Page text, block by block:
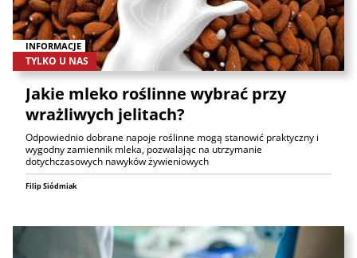
INFORMACJE
TYLKO U NAS
Jakie mleko roślinne wybrać przy
wrażliwych jelitach?
Odpowiednio dobrane napoje roślinne mogą stanowić praktyczny i
wygodny zamiennik mleka, pozwalając na utrzymanie
dotychczasowych nawyków żywieniowych
Filip Siódmiak